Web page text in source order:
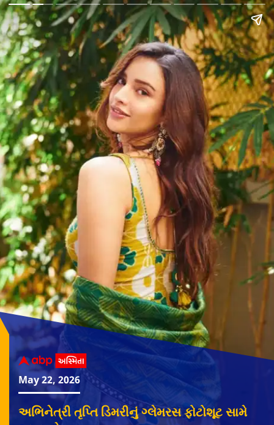
May 22, 2026
અભિનેત્રી તૃપ્તિ ડિમરીનું ગ્લેમરસ ફોટોશૂટ સામે